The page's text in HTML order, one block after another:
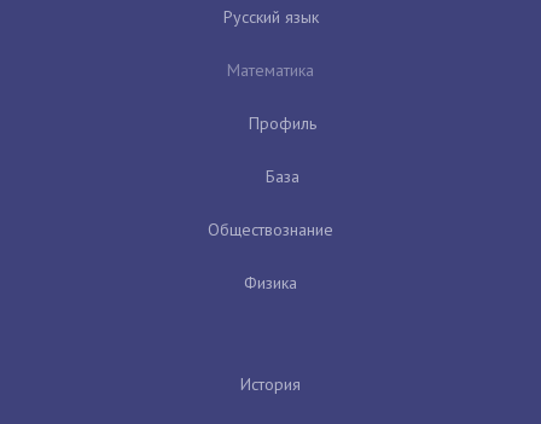
Русский язык
Математика
Профиль
База
Обществознание
Физика
История